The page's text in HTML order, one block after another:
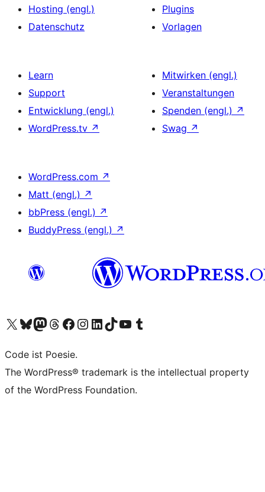
Hosting (engl.)
Datenschutz
Plugins
Vorlagen
Learn
Support
Entwicklung (engl.)
WordPress.tv ↗
Mitwirken (engl.)
Veranstaltungen
Spenden (engl.) ↗
Swag ↗
WordPress.com ↗
Matt (engl.) ↗
bbPress (engl.) ↗
BuddyPress (engl.) ↗
Das X-Konto (früher Twitter) von WordPress.org besuchen
Das Bluesky-Konto von WordPress.org besuchen
Das Mastodon-Konto von WordPress.org besuchen
Das Threads-Konto von WordPress.org besuchen
Die Facebook-Seite von WordPress.org besuchen
Das Instagram-Konto von WordPress.org besuchen
Das LinkedIn-Konto von WordPress.org besuchen
Das TikTok-Konto von WordPress.org besuchen
Den YouTube-Kanal von WordPress.org besuchen
Das Tumblr-Konto von WordPress.org besuchen
Code ist Poesie.
The WordPress® trademark is the intellectual property
of the WordPress Foundation.